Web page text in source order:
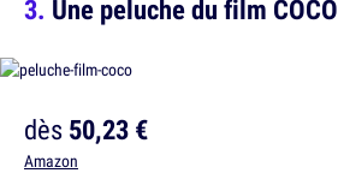
Une peluche du film COCO
dès50,23 €
Amazon